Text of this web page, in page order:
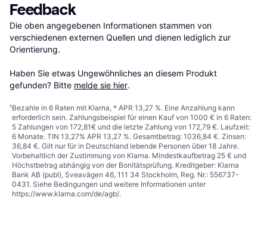
Feedback
Die oben angegebenen Informationen stammen von
verschiedenen externen Quellen und dienen lediglich zur
Orientierung.
Haben Sie etwas Ungewöhnliches an diesem Produkt
gefunden? Bitte melde sie hier.
¹Bezahle in 6 Raten mit Klarna, * APR 13,27 %. Eine Anzahlung kann
erforderlich sein. Zahlungsbeispiel für einen Kauf von 1000 € in 6 Raten:
5 Zahlungen von 172,81€ und die letzte Zahlung von 172,79 €. Laufzeit:
6 Monate. TIN 13,27% APR 13,27 %. Gesamtbetrag: 1036,84 €. Zinsen:
36,84 €. Gilt nur für in Deutschland lebende Personen über 18 Jahre.
Vorbehaltlich der Zustimmung von Klarna. Mindestkaufbetrag 25 € und
Höchstbetrag abhängig von der Bonitätsprüfung. Kreditgeber: Klarna
Bank AB (publ), Sveavägen 46, 111 34 Stockholm, Reg. Nr.: 556737-
0431. Siehe Bedingungen und weitere Informationen unter
https://www.klarna.com/de/agb/.